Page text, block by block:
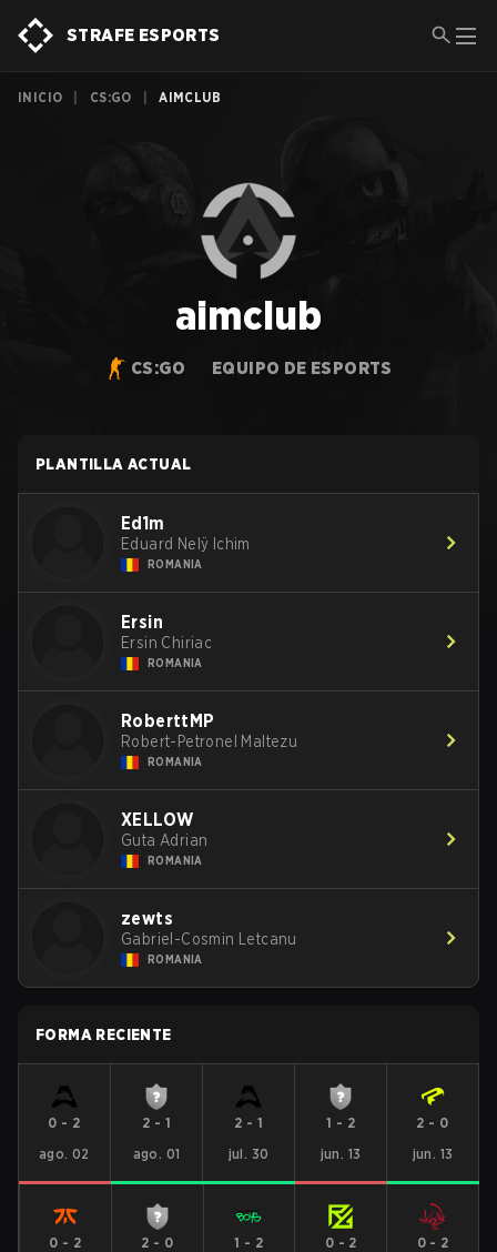
STRAFE ESPORTS
INICIO CS:GO AIMCLUB
aimclub
CS:GO EQUIPO DE ESPORTS
PLANTILLA ACTUAL
Ed1m
Eduard Nelÿ Ichim
ROMANIA
Ersin
Ersin Chiriac
ROMANIA
RoberttMP
Robert-Petronel Maltezu
ROMANIA
XELLOW
Guta Adrian
ROMANIA
zewts
Gabriel-Cosmin Letcanu
ROMANIA
FORMA RECIENTE
0 - 2
ago. 02
2 - 1
ago. 01
2 - 1
jul. 30
1 - 2
jun. 13
2 - 0
jun. 13
0 - 2
2 - 0
1 - 2
0 - 2
0- 2